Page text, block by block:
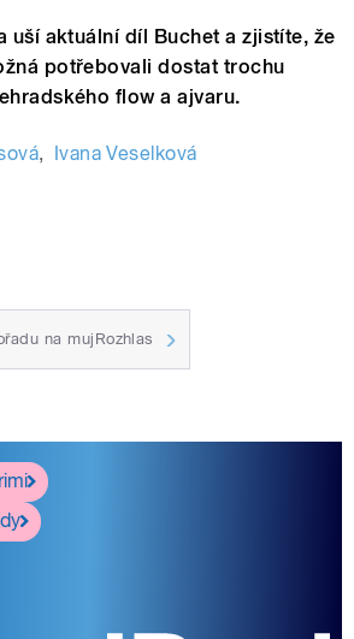
uší aktuální díl Buchet a zjistíte, že
potřebovali dostat trochu
flow a ajvaru.
, Ivana Veselková
na mujRozhlas